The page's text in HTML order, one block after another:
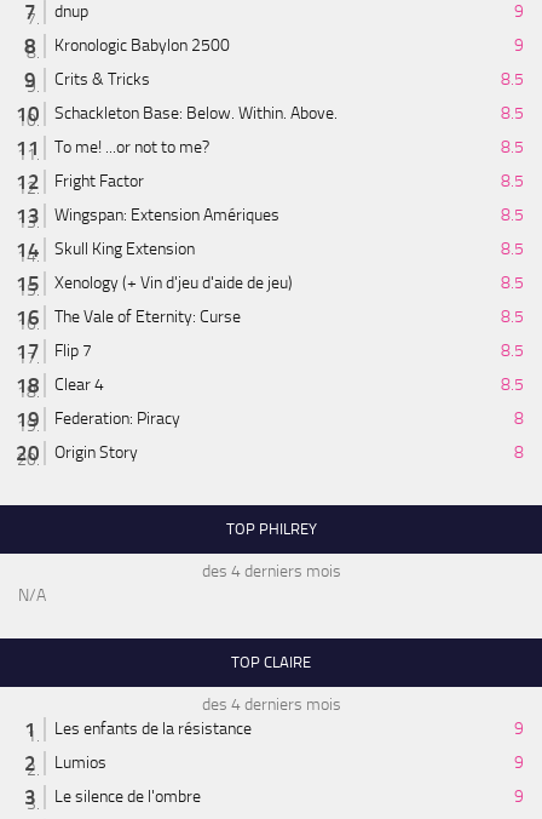
dnup
9
Kronologic Babylon 2500
9
Crits & Tricks
8.5
Schackleton Base: Below. Within. Above.
8.5
To me! ...or not to me?
8.5
Fright Factor
8.5
Wingspan: Extension Amériques
8.5
Skull King Extension
8.5
Xenology (+ Vin d'jeu d'aide de jeu)
8.5
The Vale of Eternity: Curse
8.5
Flip 7
8.5
Clear 4
8.5
Federation: Piracy
8
Origin Story
8
TOP PHILREY
des 4 derniers mois
N/A
TOP CLAIRE
des 4 derniers mois
Les enfants de la résistance
9
Lumios
9
Le silence de l'ombre
9